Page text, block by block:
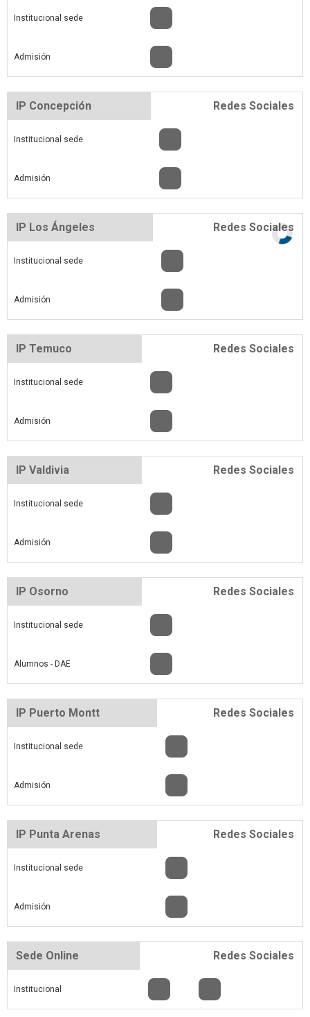
Institucional sede
Admisión
IP Concepción Redes Sociales
Institucional sede
Admisión
IP Los Ángeles Redes Sociales
Institucional sede
Admisión
IP Temuco Redes Sociales
Institucional sede
Admisión
IP Valdivia Redes Sociales
Institucional sede
Admisión
IP Osorno Redes Sociales
Institucional sede
Alumnos - DAE
IP Puerto Montt Redes Sociales
Institucional sede
Admisión
IP Punta Arenas Redes Sociales
Institucional sede
Admisión
Sede Online Redes Sociales
Institucional